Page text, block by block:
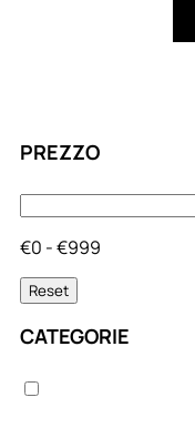
PREZZO
€0 - €999
Reset
CATEGORIE